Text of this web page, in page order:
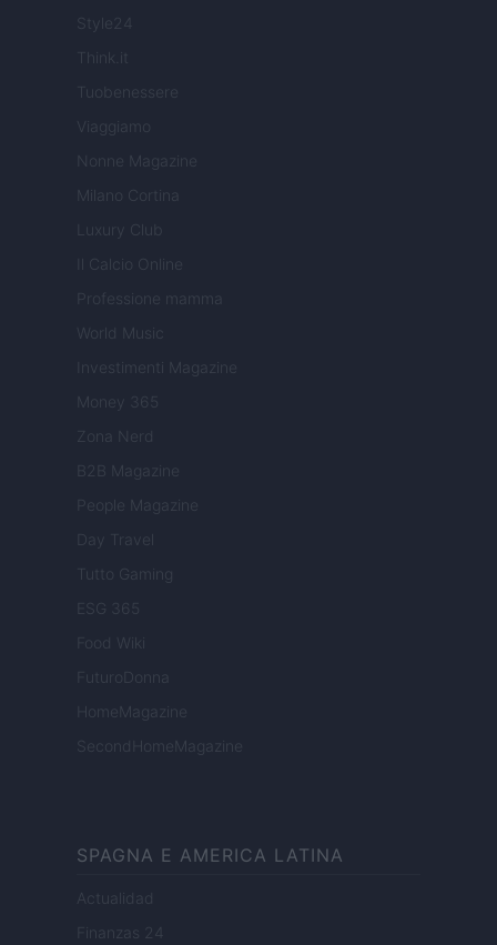
Style24
Think.it
Tuobenessere
Viaggiamo
Nonne Magazine
Milano Cortina
Luxury Club
Il Calcio Online
Professione mamma
World Music
Investimenti Magazine
Money 365
Zona Nerd
B2B Magazine
People Magazine
Day Travel
Tutto Gaming
ESG 365
Food Wiki
FuturoDonna
HomeMagazine
SecondHomeMagazine
SPAGNA E AMERICA LATINA
Actualidad
Finanzas 24